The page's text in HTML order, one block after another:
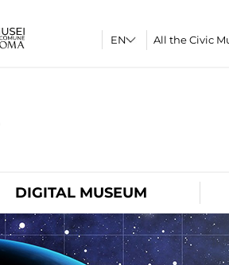
All the Civic
DIGITAL MUSEUM